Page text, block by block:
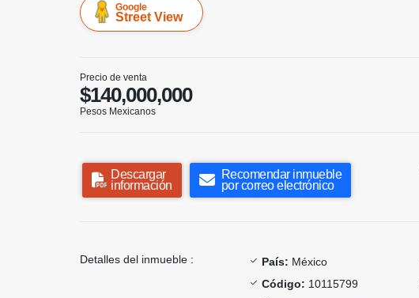
Google
Street View
Precio de venta
$140,000,000
Pesos Mexicanos
Descargar
información
Recomendar inmueble
por correo electrónico
Detalles del inmueble : País: México
Código: 10115799